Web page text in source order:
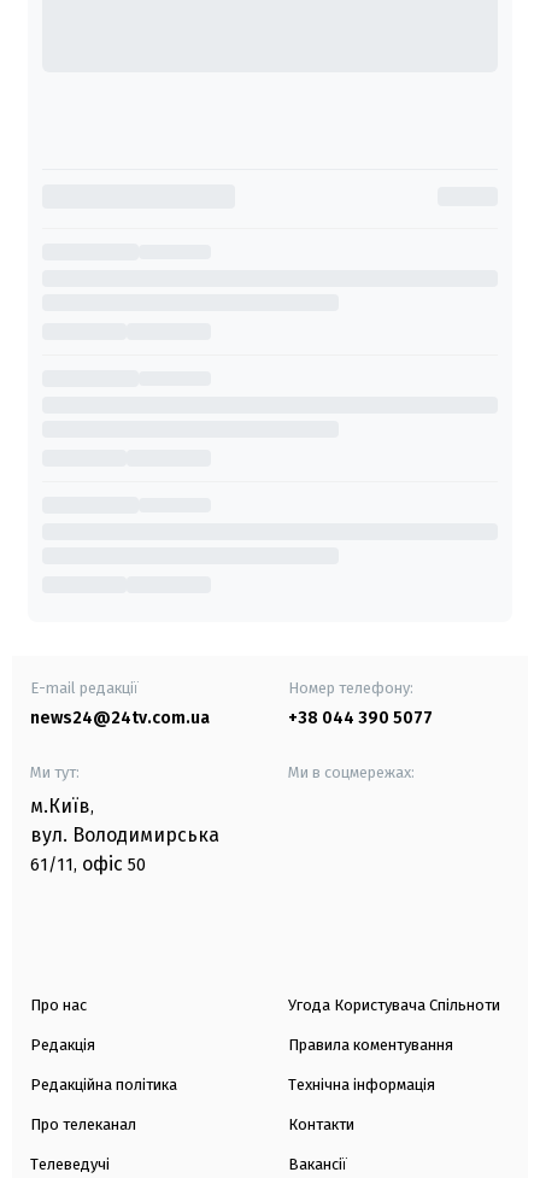
E-mail редакції
news24@24tv.com.ua
Номер телефону:
+38 044 390 5077
Ми тут:
м.Київ,
вул. Володимирська
61/11, офіс 50
Ми в соцмережах:
Про нас
Редакція
Редакційна політика
Про телеканал
Телеведучі
Угода Користувача Спільноти
Правила коментування
Технічна інформація
Контакти
Вакансії